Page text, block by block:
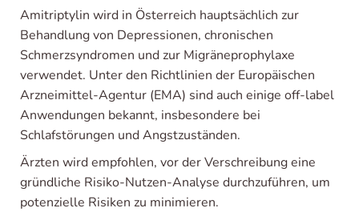
Amitriptylin wird in Österreich hauptsächlich zur
Behandlung von Depressionen, chronischen
Schmerzsyndromen und zur Migräneprophylaxe
verwendet. Unter den Richtlinien der Europäischen
Arzneimittel-Agentur (EMA) sind auch einige off-label
Anwendungen bekannt, insbesondere bei
Schlafstörungen und Angstzuständen.
Ärzten wird empfohlen, vor der Verschreibung eine
gründliche Risiko-Nutzen-Analyse durchzuführen, um
potenzielle Risiken zu minimieren.